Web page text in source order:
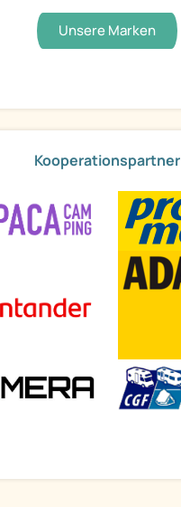
Unsere Marken
Kooperationspartner